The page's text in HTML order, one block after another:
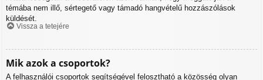
témába nem illő, sértegető vagy támadó hangvételű hozzászólások
küldését.
Vissza a tetejére
Mik azok a csoportok?
A felhasználói csoportok segítségével felosztható a közösség olyan